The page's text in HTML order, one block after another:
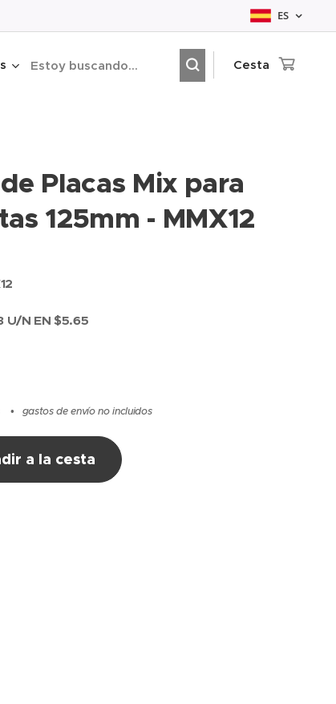
ES
Cesta
Placas Mix para
125mm - MMX12
U/N EN $5.65
gastos de envío no incluidos
a la cesta